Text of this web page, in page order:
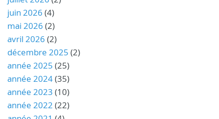
juin 2026 (4)
mai 2026 (2)
avril 2026 (2)
décembre 2025 (2)
année 2025 (25)
année 2024(35)
année 2023 (10)
année 2022 (22)